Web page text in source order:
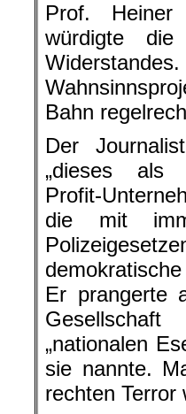
Prof. Heiner
würdigte
Bahn
Der
„dieses als
Profit-
die mit
Er prangerte
„nationalen
sie nannte.
rechten Terror